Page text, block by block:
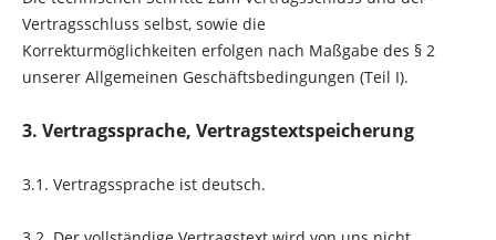
Vertragsschluss selbst, sowie die
Korrekturmöglichkeiten erfolgen nach Maßgabe des § 2
unserer Allgemeinen Geschäftsbedingungen (Teil I).
3. Vertragssprache, Vertragstextspeicherung
3.1. Vertragssprache ist deutsch.